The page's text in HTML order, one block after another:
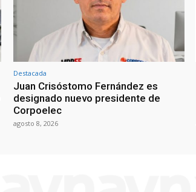
Destacada
Juan Crisóstomo Fernández es
designado nuevo presidente de
Corpoelec
agosto 8, 2026